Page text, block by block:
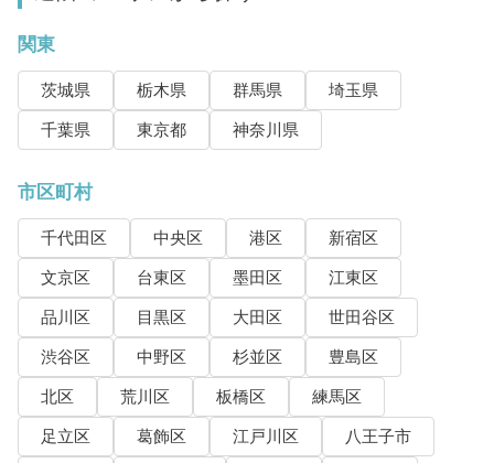
関東
茨城県 栃木県 群馬県
埼玉県
千葉県
東京都 神奈川県
市区町村
千代田区 中央区 港区
新宿区
文京区
台東区 墨田区
江東区
品川区
目黒区 大田区
世田谷区
渋谷区
中野区 杉並区
豊島区
北区
荒川区 板橋区
練馬区
足立区
葛飾区 江戸川区
八王子市